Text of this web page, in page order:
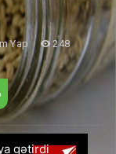
Yap
248